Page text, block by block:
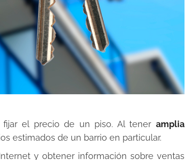
fijar el precio de un piso. Al tener amplia
estimados de un barrio en particular.
y obtener información sobre ventas